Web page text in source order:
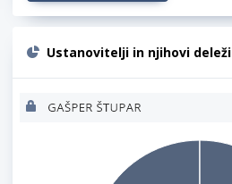
Ustanovitelji in njihovi deleži